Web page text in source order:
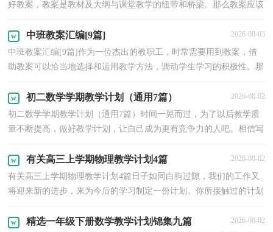
好教案，教案是教材及大纲与课堂教学的纽带和桥梁。那么教案应该
中班教案汇编[9篇] 2026-08-03
中班教案汇编[9篇]作为一位杰出的教职工，时常需要用到教案，借
助教案可以恰当地选择和运用教学方法，调动学生学习的积极性。那
初二数学学期教学计划（通用7篇） 2026-08-02
初二数学学期教学计划（通用7篇）时间一晃而过，为了以后教学质
量不断提高，做好教学计划，让自己成为更有竞争力的人吧。相信写
有关高三上学期物理教学计划4篇 2026-08-02
有关高三上学期物理教学计划4篇日子如同白驹过隙，我们的工作又
将迎来新的进步，来为今后的学习制定一份计划。你所接触过的计划
精选一年级下册数学教学计划锦集九篇 2026-08-02